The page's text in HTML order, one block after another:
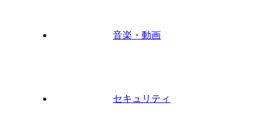
音楽・動画
セキュリティ